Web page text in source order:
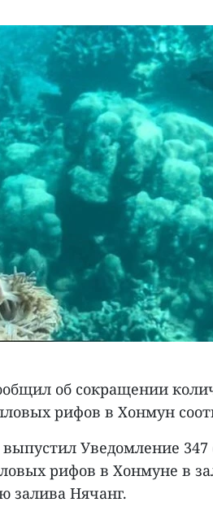
об сокращении
рифов в Хонмун
Уведомление 347
рифов в Хонмуне в
залива Нячанг.